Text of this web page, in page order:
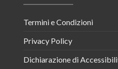
Termini e Condizioni
Privacy Policy
Dichiarazione di